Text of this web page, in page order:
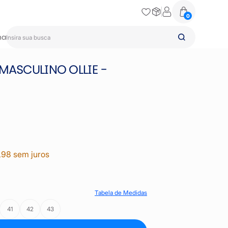
0
OLLIE -
sem juros
Tabela de Medidas
41 42 43